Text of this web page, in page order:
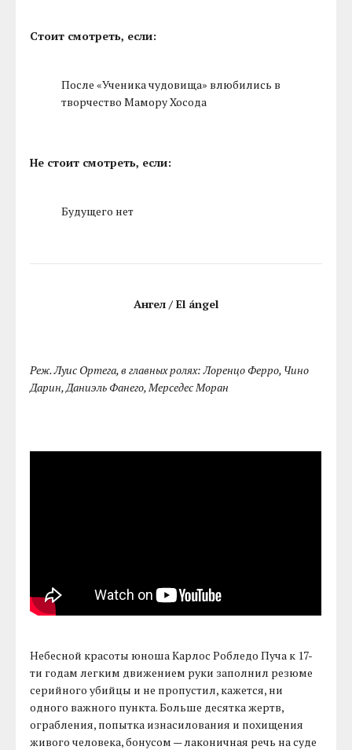
Стоит смотреть, если:
После «Ученика чудовища» влюбились в
творчество Мамору Хосода
Не стоит смотреть, если:
Будущего нет
Ангел / El ángel
Реж. Луис Ортега, в главных ролях: Лоренцо Ферро, Чино
Дарин, Даниэль Фанего, Мерседес Моран
Небесной красоты юноша Карлос Робледо Пуча к 17-
ти годам легким движением руки заполнил резюме
серийного убийцы и не пропустил, кажется, ни
одного важного пункта. Больше десятка жертв,
ограбления, попытка изнасилования и похищения
живого человека, бонусом — лаконичная речь на суде